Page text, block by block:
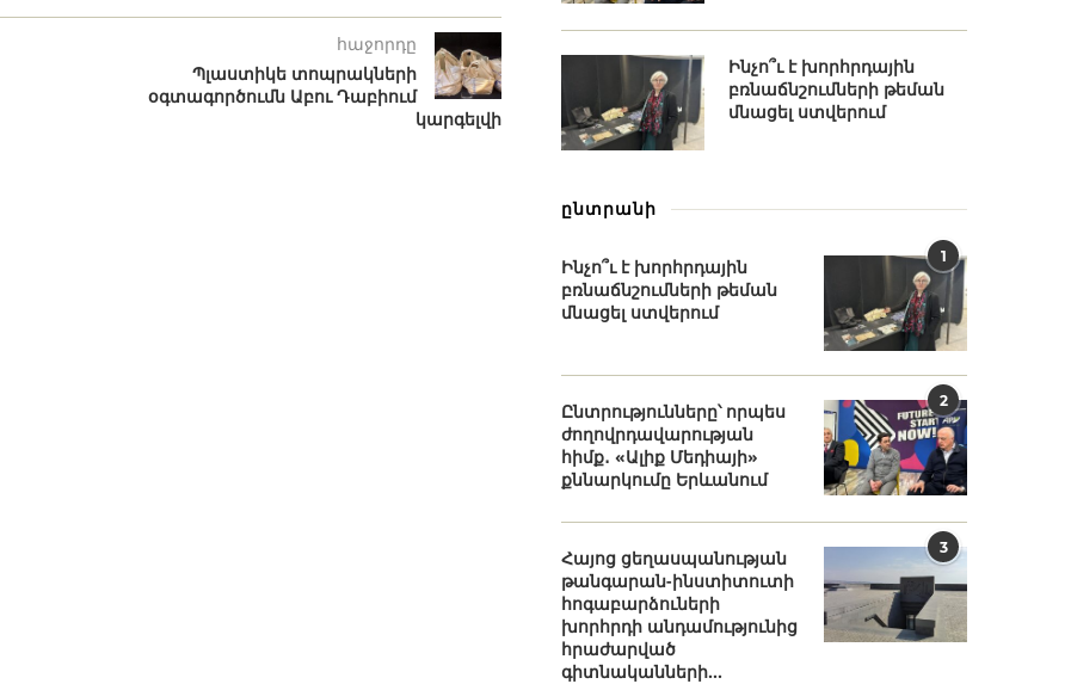
հաջորդը
Պլաստիկե տոպրակների
օգտագործումն Աբու Դաբիում
կարգելվի
Ինչո՞ւ է խորհրդային
բռնաճնշումների թեման
մնացել ստվերում
ընտրանի
1
Ինչո՞ւ է խորհրդային
բռնաճնշումների թեման
մնացել ստվերում
2
Ընտրությունները՝ որպես
ժողովրդավարության
հիմք․ «Ալիք Մեդիայի»
քննարկումը Երևանում
3
Հայոց ցեղասպանության
թանգարան-ինստիտուտի
հոգաբարձուների
խորհրդի անդամությունից
հրաժարված
գիտնականների...